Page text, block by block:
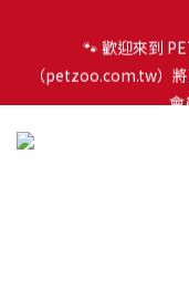
（petzoo.com.tw）
（petzoo.com.tw）
✨【新朋友見面禮】現